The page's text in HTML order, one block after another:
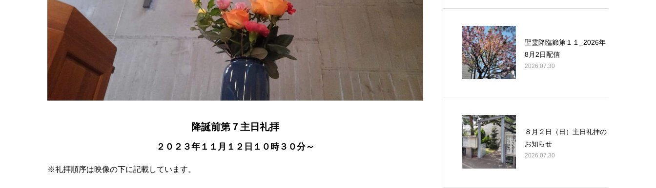
降誕前第７主日礼拝
２０２３年１１月１２日１０時３０分～
※礼拝順序は映像の下に記載しています。
聖霊降臨節第１１_2026年
8月2日配信
2026.07.30
８月２日（日）主日礼拝の
お知らせ
2026.07.30